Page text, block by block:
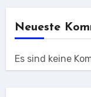
Neueste
Es sind keine